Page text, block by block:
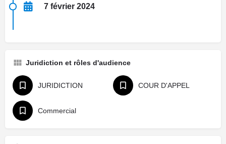
7 février 2024
Juridiction et rôles d'audience
JURIDICTION COUR D'APPEL
Commercial